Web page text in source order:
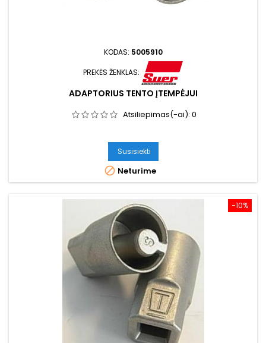
KODAS: 5005910
PREKĖS ŽENKLAS:
ADAPTORIUS TENTO ĮTEMPĖJUI
Atsiliepimas(-ai): 0
Susisiekti
 Neturime
−10%